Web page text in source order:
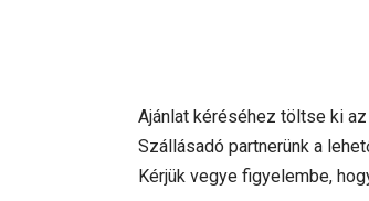
Ajánlat kéréséhez töltse ki
Szállásadó partnerünk a
Kérjük vegye figyelembe,